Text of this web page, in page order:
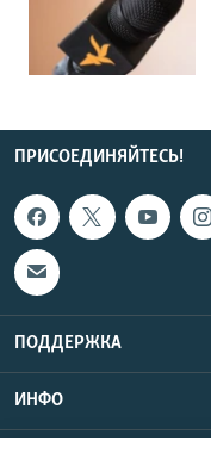
ПРИСОЕДИНЯЙТЕСЬ!
ПОДДЕРЖКА
ИНФО